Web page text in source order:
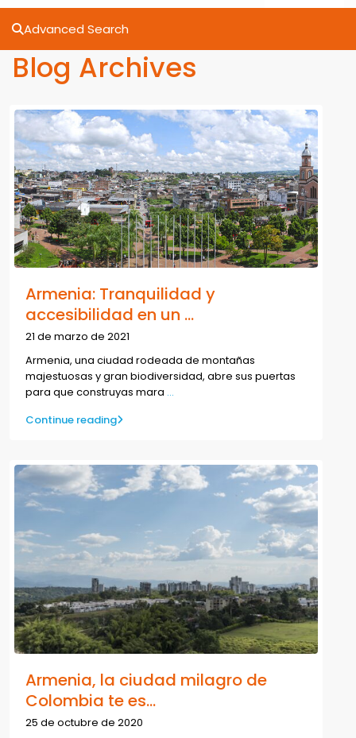
Advanced Search
Blog Archives
Armenia: Tranquilidad y
accesibilidad en un ...
21 de marzo de 2021
Armenia, una ciudad rodeada de montañas
majestuosas y gran biodiversidad, abre sus puertas
para que construyas mara ...
Continue reading
Armenia, la ciudad milagro de
Colombia te es...
25 de octubre de 2020